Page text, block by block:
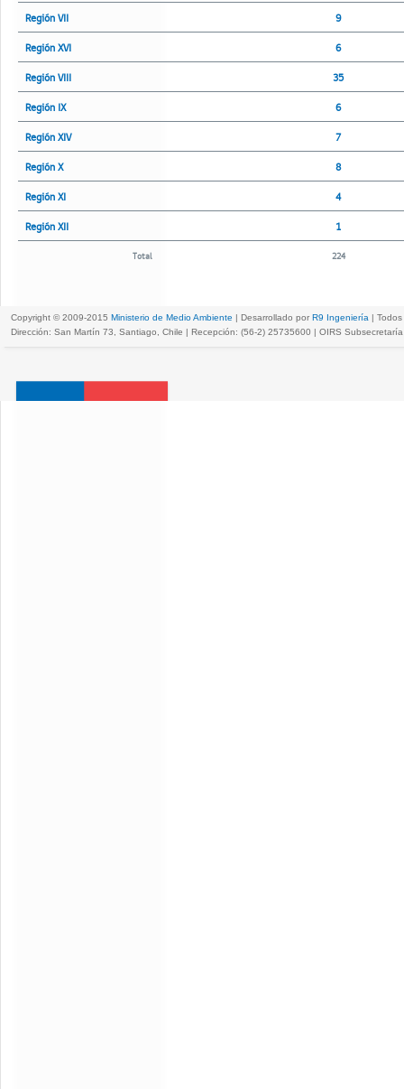
Región VII 9
Región XVI 6
Región VIII 35
Región IX 6
Región XIV 7
Región X 8
Región XI 4
Región XII 1
Total 224
Copyright © 2009-2015 Ministerio de Medio Ambiente | Desarrollado por R9 Ingeniería |
Dirección: San Martín 73, Santiago, Chile | Recepción: (56-2) 25735600 | OIRS